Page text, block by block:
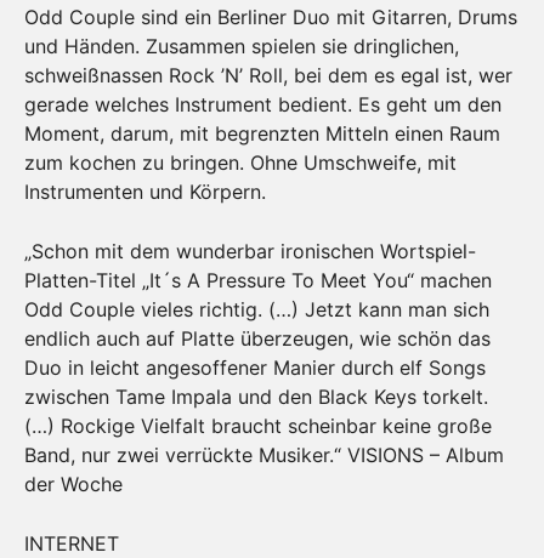
Odd Couple sind ein Berliner Duo mit Gitarren, Drums
und Händen. Zusammen spielen sie dringlichen,
schweißnassen Rock ’N’ Roll, bei dem es egal ist, wer
gerade welches Instrument bedient. Es geht um den
Moment, darum, mit begrenzten Mitteln einen Raum
zum kochen zu bringen. Ohne Umschweife, mit
Instrumenten und Körpern.
„Schon mit dem wunderbar ironischen Wortspiel-
Platten-Titel „It´s A Pressure To Meet You“ machen
Odd Couple vieles richtig. (…) Jetzt kann man sich
endlich auch auf Platte überzeugen, wie schön das
Duo in leicht angesoffener Manier durch elf Songs
zwischen Tame Impala und den Black Keys torkelt.
(…) Rockige Vielfalt braucht scheinbar keine große
Band, nur zwei verrückte Musiker.“ VISIONS – Album
der Woche
INTERNET